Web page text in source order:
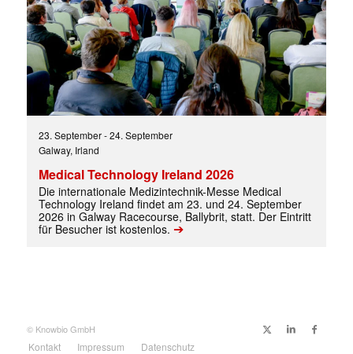
23. September-24. September
Galway, Irland
Medical Technology Ireland 2026
Die internationale Medizintechnik-Messe Medical
Technology Ireland findet am 23. und 24. September
2026 in Galway Racecourse, Ballybrit, statt. Der Eintritt
für Besucher ist kostenlos. ➔
© Knowbio GmbH
Kontakt Impressum Datenschutz